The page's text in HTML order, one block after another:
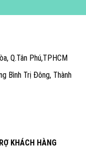
Q.Tân Phú,TPHCM
Bình Trị Đông, Thành
KHÁCH HÀNG